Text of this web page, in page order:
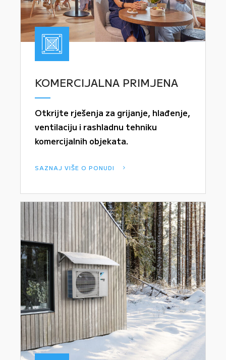
KOMERCIJALNA PRIMJENA
Otkrijte rješenja za grijanje, hlađenje,
ventilaciju i rashladnu tehniku
komercijalnih objekata.
SAZNAJ VIŠE O PONUDI